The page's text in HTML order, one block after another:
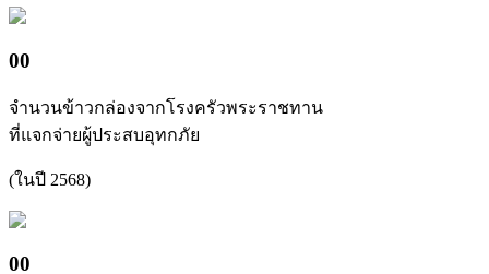
00
จำนวนข้าวกล่องจากโรงครัวพระราชทาน
ที่แจกจ่ายผู้ประสบอุทกภัย
(ในปี 2568)
00